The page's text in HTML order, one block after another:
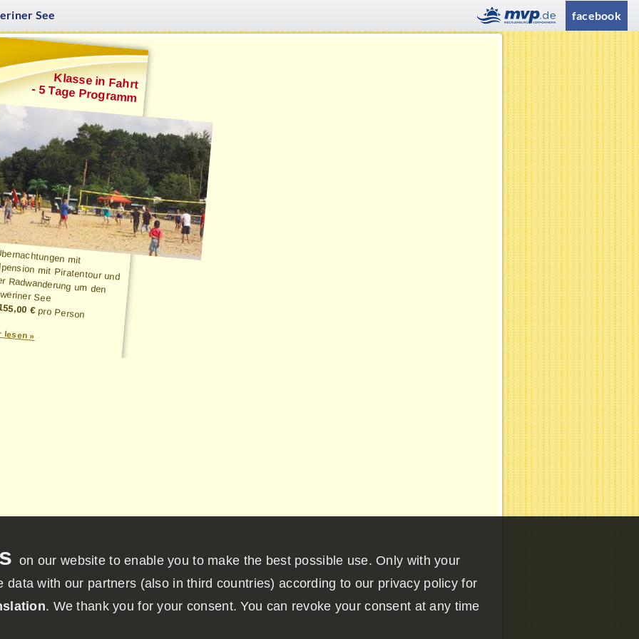
See facebook
Klasse in Fahrt
- 5 Tage Programm
mit
mit Piratentour und
Radwanderung um den
See
€pro Person
lesen »
on our website to enable you to make the best possible use. Only with your
data with our partners (also in third countries) according to our privacy policy for
. We thank you for your consent. You can revoke your consent at any time